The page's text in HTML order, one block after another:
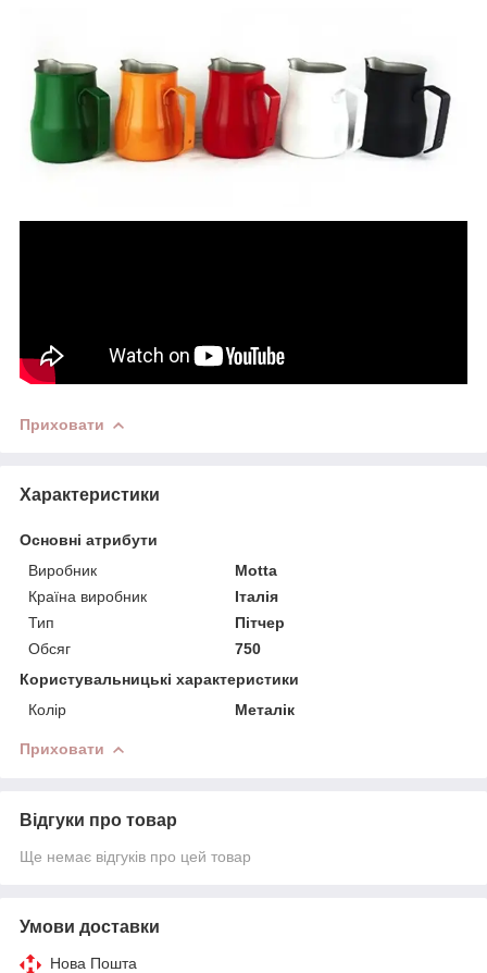
Приховати
Характеристики
Основні атрибути
Виробник
Motta
Країна виробник
Італія
Тип
Пітчер
Обсяг
750
Користувальницькі характеристики
Колір
Металік
Приховати
Відгуки про товар
Ще немає відгуків про цей товар
Умови доставки
Нова Пошта